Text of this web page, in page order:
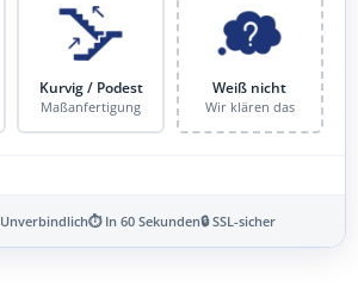
Kurvig / Podest
Maßanfertigung
Weiß nicht
Wir klären das
Unverbindlich⏱ In 60 Sekunden🔒 SSL-sicher